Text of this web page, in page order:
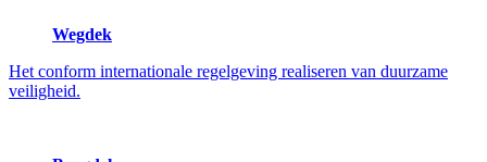
Wegdek
Het conform internationale regelgeving realiseren van duurzame
veiligheid.